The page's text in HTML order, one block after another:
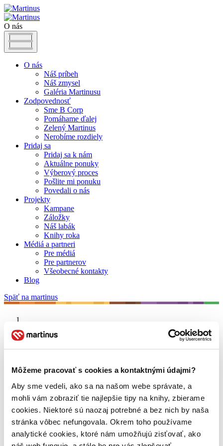
Môžeme pracovať s cookies a kontaktnými údajmi?
Aby sme vedeli, ako sa na našom webe správate, a
mohli vám zobraziť tie najlepšie tipy na knihy, zbierame
cookies. Niektoré sú naozaj potrebné a bez nich by naša
stránka vôbec nefungovala. Okrem toho používame
analytické cookies, ktoré nám umožňujú zisťovať, ako
O nás
O nás
Náš príbeh
Náš zmysel
Galéria Martinusu
Zodpovednosť
Sme B Corp
Pomáhame ďalej
Zelený Martinus
Nerobíme rozdiely
Pridaj sa
Pridaj sa k nám
Aktuálne ponuky
Výberový proces
Pošlite mi ponuku
Povedali o nás
Projekty
Kampane
Záložky
Náš labák
Knihy roka
Médiá a partneri
Pre médiá
Pre partnerov
Všeobecné kontakty
Blog
Späť na martinus
Čína
O nás
Náš príbeh
Galéria Martinusu
Zodpovednosť
Sme B Corp